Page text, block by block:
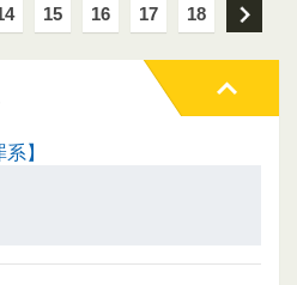
15 16 17 18 次
】